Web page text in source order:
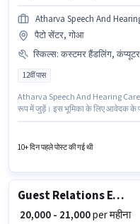
Atharva Speech And
पैटो सेंटर, गोआ
स्किल्स: कस्टमर हैंडलिंग, कंप्यूटर
12वीं पास
Atharva Speech And Hearing Care
रूप में जुड़ें। इस भूमिका के लिए आवेदक के
मिलती है। यह नौकरी पैटो सेंटर, गोआ में
10+ दिन पहले पोस्ट की गई थी
Guest Relations Executive
₹ 20,000 - 21,000per महीना